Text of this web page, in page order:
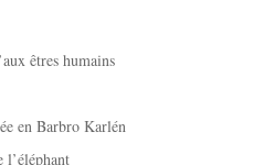
êtres humains
en Barbro Karlén
l’éléphant